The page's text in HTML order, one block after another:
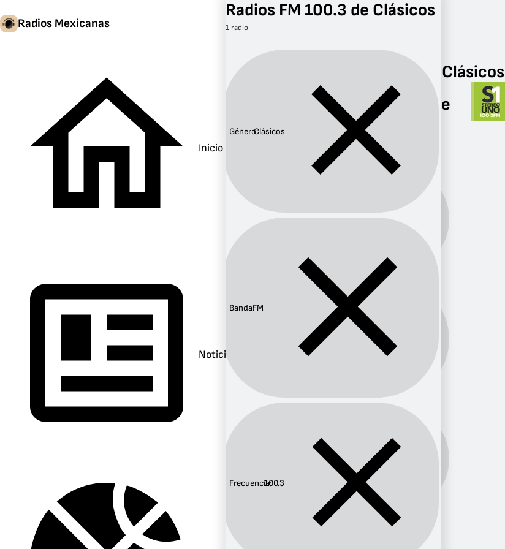
Radios Mexicanas
Inicio
Noticias
FM 100.3
Radios FM 100.3 de Clásicos
Radios FM 100.3 de
Clásicos
Género:Clásicos
Banda:
FM
Frecuencia:
100.3
Radios FM 100.3 de Clásicos
1 radio
Género:Clásicos
Banda:FM
Frecuencia:100.3